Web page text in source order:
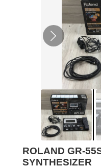
ROLAND GR-
SYNTHESIZER